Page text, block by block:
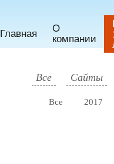
Главная
О
компании
Все Сайты
Все 2017